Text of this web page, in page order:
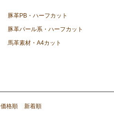
豚革PB・ハーフカット
豚革パール系・ハーフカット
馬革素材・A4カット
価格順 新着順